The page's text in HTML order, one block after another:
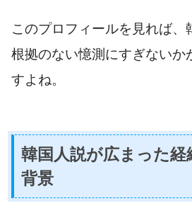
このプロフィールを見れば、
根拠のない憶測にすぎないか
すよね。
韓国人説が広まった経
背景